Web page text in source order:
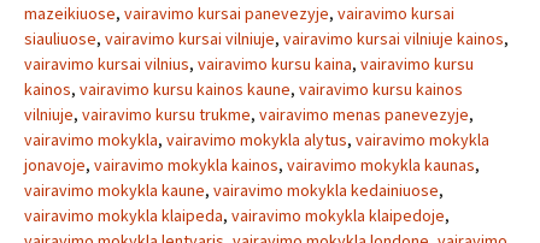
mazeikiuose, vairavimo kursai panevezyje, vairavimo kursai
siauliuose, vairavimo kursai vilniuje, vairavimo kursai vilniuje kainos,
vairavimo kursai vilnius, vairavimo kursu kaina, vairavimo kursu
kainos, vairavimo kursu kainos kaune, vairavimo kursu kainos
vilniuje, vairavimo kursu trukme, vairavimo menas panevezyje,
vairavimo mokykla, vairavimo mokykla alytus, vairavimo mokykla
jonavoje, vairavimo mokykla kainos, vairavimo mokykla kaunas,
vairavimo mokykla kaune, vairavimo mokykla kedainiuose,
vairavimo mokykla klaipeda, vairavimo mokykla klaipedoje,